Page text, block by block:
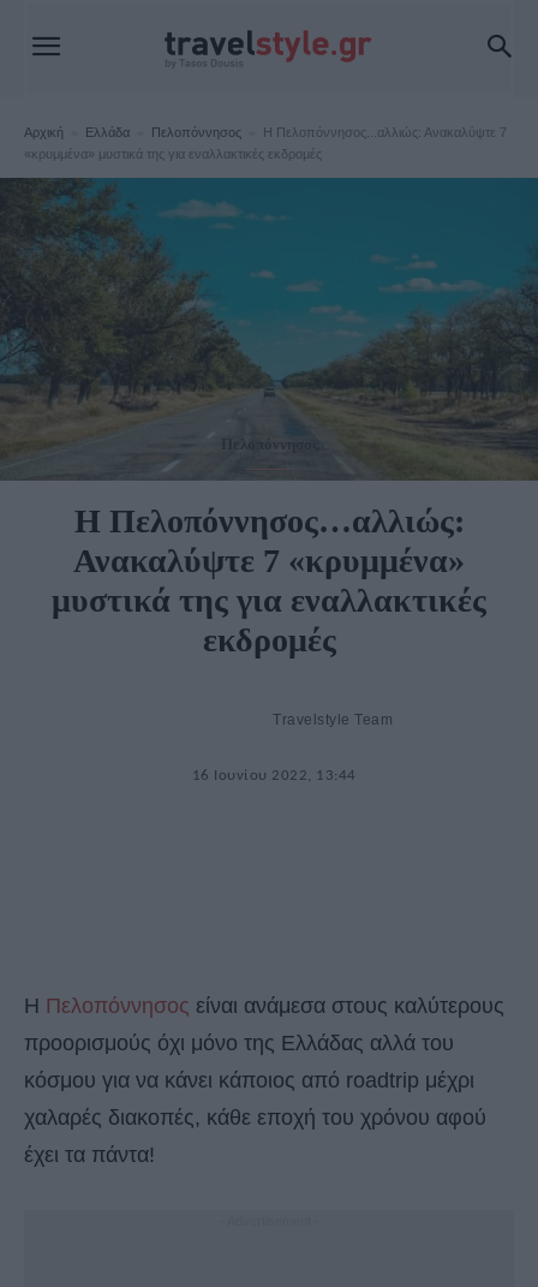
Αρχική Ελλάδα Πελοπόννησος
Η Πελοπόννησος...αλλιώς: Ανακαλύψτε 7
«κρυμμένα» μυστικά της για εναλλακτικές εκδρομές
Η Πελοπόννησος…αλλιώς:
Ανακαλύψτε 7 «κρυμμένα»
μυστικά της για εναλλακτικές
εκδρομές
Travelstyle Team
16 Ιουνίου 2022, 13:44
Η Πελοπόννησος είναι ανάμεσα στους καλύτερους
προορισμούς όχι μόνο της Ελλάδας αλλά του
κόσμου για να κάνει κάποιος από roadtrip μέχρι
χαλαρές διακοπές, κάθε εποχή του χρόνου αφού
έχει τα πάντα!